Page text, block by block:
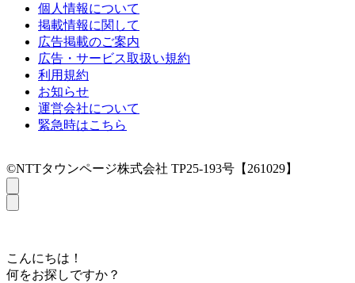
個人情報について
掲載情報に関して
広告掲載のご案内
広告・サービス取扱い規約
利用規約
お知らせ
運営会社について
緊急時はこちら
©NTTタウンページ株式会社 TP25-193号【261029】
こんにちは！
何をお探しですか？